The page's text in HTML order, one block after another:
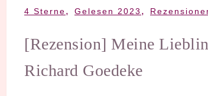
4 Sterne, Gelesen 2023 ,
[Rezension] Meine
Richard Goedeke